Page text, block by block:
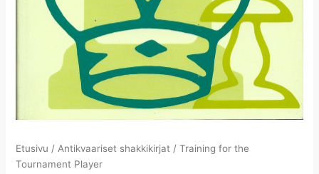
Etusivu / Antikvaariset shakkikirjat / Training for the
Tournament Player